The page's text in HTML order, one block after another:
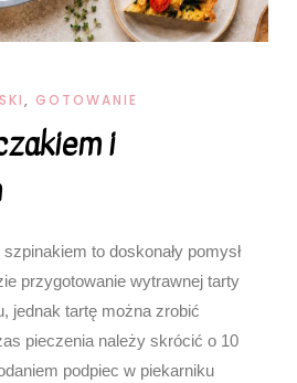
, GOTOWANIE
i
to doskonały pomysł
przygotowanie wytrawnej tarty
jednak tartę można zrobić
pieczenia należy skrócić o 10
podpiec w piekarniku